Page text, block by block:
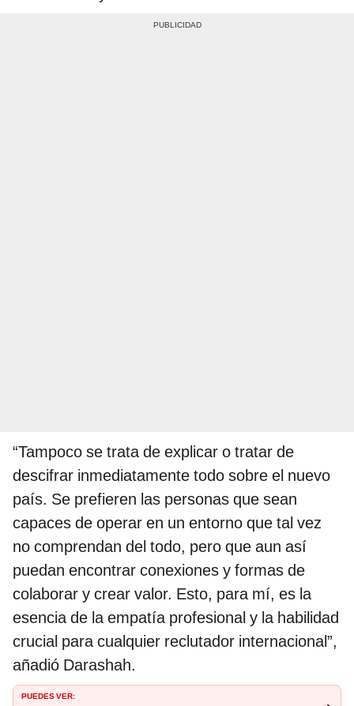
“Tampoco se trata de explicar o tratar de
descifrar inmediatamente todo sobre el nuevo
país. Se prefieren las personas que sean
capaces de operar en un entorno que tal vez
no comprendan del todo, pero que aun así
puedan encontrar conexiones y formas de
colaborar y crear valor. Esto, para mí, es la
esencia de la empatía profesional y la habilidad
crucial para cualquier reclutador internacional”,
añadió Darashah.
PUEDES VER: